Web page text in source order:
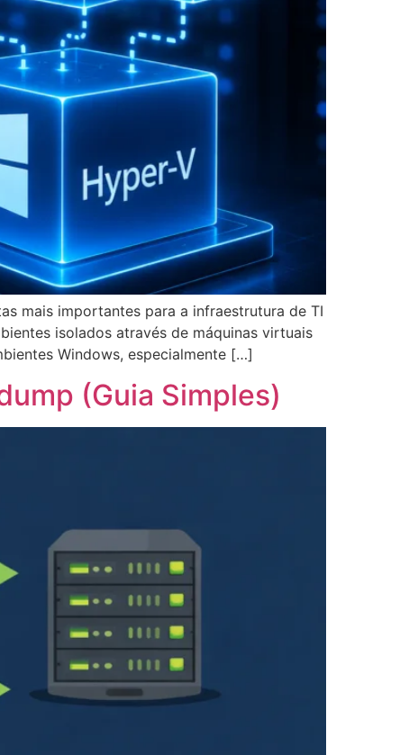
mais importantes para a infraestrutura de TI
isolados através de máquinas virtuais
Windows, especialmente […]
(Guia Simples)